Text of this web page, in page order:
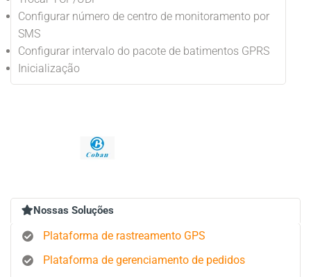
Configurar número de centro de monitoramento por
SMS
Configurar intervalo do pacote de batimentos GPRS
Inicialização
Nossas Soluções
Plataforma de rastreamento GPS
Plataforma de gerenciamento de pedidos